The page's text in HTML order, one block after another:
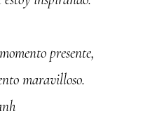
presente,
maravilloso.